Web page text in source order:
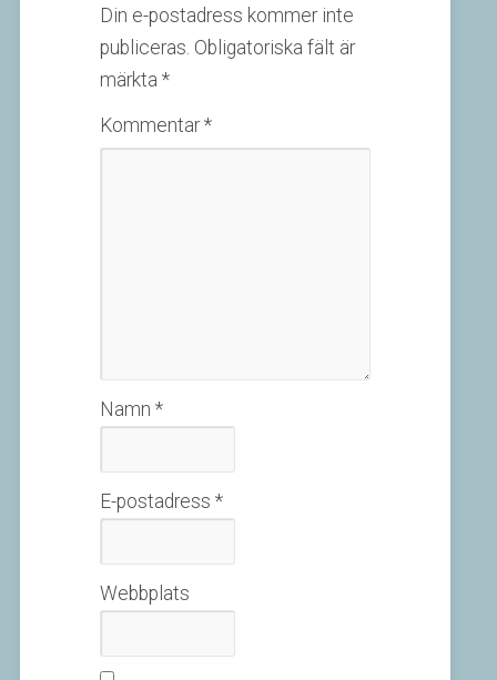
Din e-postadress kommer inte
publiceras. Obligatoriska fält är
märkta *
Kommentar*
Namn *
E-postadress *
Webbplats